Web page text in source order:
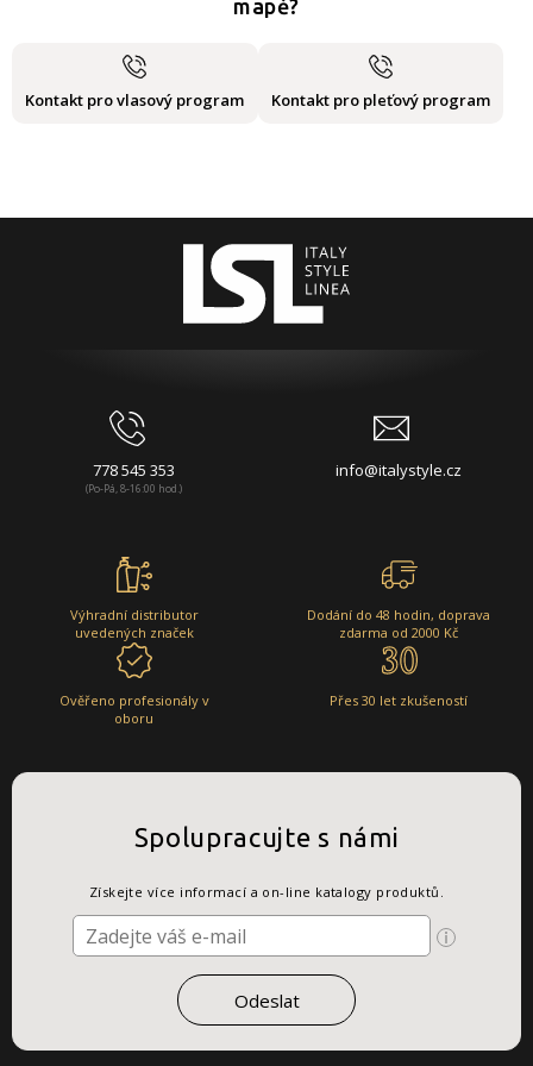
mapě?
Kontakt pro vlasový program Kontakt pro pleťový program
778 545 353
(Po-Pá, 8-16:00 hod.)
info@italystyle.cz
Výhradní distributor
uvedených značek
Dodání do 48 hodin, doprava
zdarma od 2000 Kč
Ověřeno profesionály v
oboru
Přes 30 let zkušeností
Spolupracujte s námi
Získejte více informací a on-line katalogy produktů.